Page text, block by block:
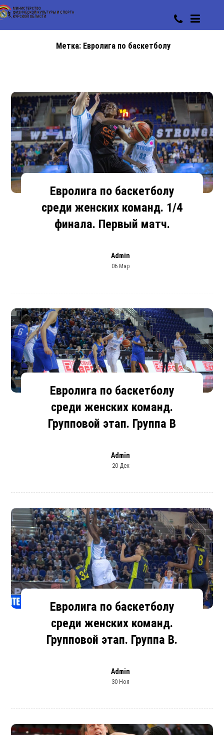
Метка: Евролига по баскетболу
Евролига по баскетболу
среди женских команд. 1/4
финала. Первый матч.
Admin
06 Мар
Евролига по баскетболу
среди женских команд.
Групповой этап. Группа В
Admin
20 Дек
Евролига по баскетболу
среди женских команд.
Групповой этап. Группа В.
Admin
30 Ноя